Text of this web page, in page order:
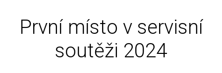
První místo v servisní
soutěži 2024